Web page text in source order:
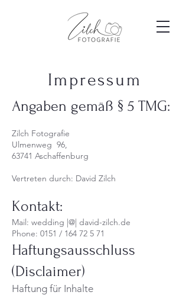
Impressum
Angaben gemäß § 5 TMG:
Zilch Fotografie
Ulmenweg 96,
63741 Aschaffenburg
Vertreten durch: David Zilch
Kontakt:
Mail: wedding |@| david-zilch.de
Phone: 0151 / 164 72 5 71
Haftungsausschluss
(Disclaimer)
Haftung für Inhalte